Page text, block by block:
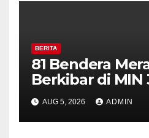
BERITA
81 Bendera
Berkibar di MIN
Timpik Hadiri
HUT ke-81
AUG 5, 2026 ADMIN